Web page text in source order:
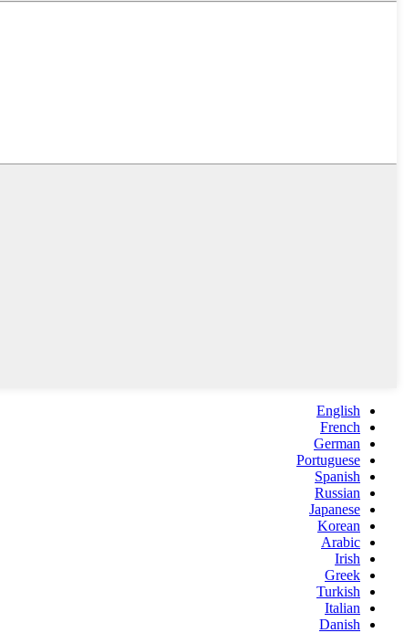
English
French
German
Portuguese
Spanish
Russian
Japanese
Korean
Arabic
Irish
Greek
Turkish
Italian
Danish